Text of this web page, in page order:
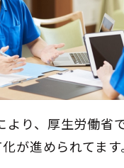
より、厚生労働省
が進められてます